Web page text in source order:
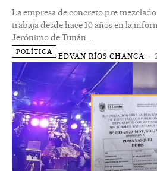
La empresa de concreto pre
trabaja desde hace 10 años en la
Jerónimo de Tunán....
POLÍTICA EDVAN RÍOS CHANCA -